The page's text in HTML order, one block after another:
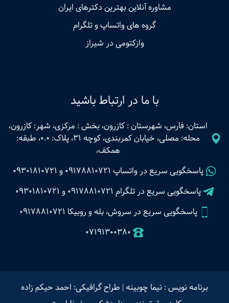
مشاوره آنلاین بهترین دکترهای ایران
گروه های واتساپ و تلگرام
وازکتومی در شیراز
با ما در ارتباط باشید
استان: فارس، شهرستان : کازرون، بخش : مرکزی، شهر: کازرون،
محله: مصلی، خیابان کمربندی، کوچه 31، پلاک: 0.0، طبقه:
همکف،
پاسخگویی سریع در واتساپ 09178810721 و 09301810721
پاسخگویی سریع در تلگرام 09178810721 و 09301810721
پاسخگویی سریع در سروش، بله و روبیکا 09178810721
07191300380
برنامه نویس : نیما چوبینه | طراح گرافیکی: احمد حیکم زاده